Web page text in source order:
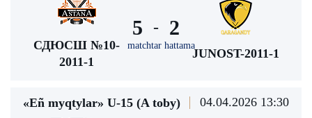
СДЮСШ №10-
2011-1
5 -
matchtar hattama
2
JUNOST-2011-1
«Eñ myqtylar» U-15 (A toby) 04.04.2026 13:30